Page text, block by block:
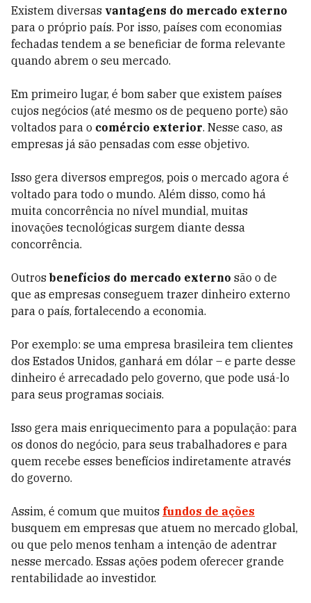
Existem diversas vantagens do mercado externo
para o próprio país. Por isso, países com economias
fechadas tendem a se beneficiar de forma relevante
quando abrem o seu mercado.
Em primeiro lugar, é bom saber que existem países
cujos negócios (até mesmo os de pequeno porte) são
voltados para o comércio exterior. Nesse caso, as
empresas já são pensadas com esse objetivo.
Isso gera diversos empregos, pois o mercado agora é
voltado para todo o mundo. Além disso, como há
muita concorrência no nível mundial, muitas
inovações tecnológicas surgem diante dessa
concorrência.
Outros benefícios do mercado externo são o de
que as empresas conseguem trazer dinheiro externo
para o país, fortalecendo a economia.
Por exemplo: se uma empresa brasileira tem clientes
dos Estados Unidos, ganhará em dólar – e parte desse
dinheiro é arrecadado pelo governo, que pode usá-lo
para seus programas sociais.
Isso gera mais enriquecimento para a população: para
os donos do negócio, para seus trabalhadores e para
quem recebe esses benefícios indiretamente através
do governo.
Assim, é comum que muitos fundos de ações
busquem em empresas que atuem no mercado global,
ou que pelo menos tenham a intenção de adentrar
nesse mercado. Essas ações podem oferecer grande
rentabilidade ao investidor.